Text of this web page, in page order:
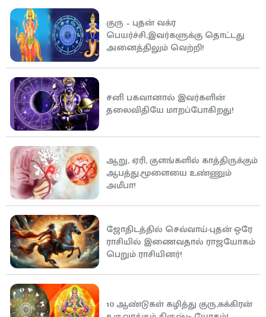
குரு – புதன் வக்ர
பெயர்ச்சி,இவர்களுக்கு தொட்டது
அனைத்திலும் வெற்றி!
சனி பகவானால் இவர்களின்
தலைவிதியே மாறப்போகிறது!
ஆறு, ஏரி, குளங்களில் காத்திருக்கும்
ஆபத்து,மூளையை உண்ணும்
அமீபா!
ஜோதிடத்தில் செவ்வாய்-புதன் ஒரே
ராசியில் இணைவதால் ராஜயோகம்
பெறும் ராசியினர்!
10 ஆண்டுகள் கழித்து குரு,சுக்கிரன்